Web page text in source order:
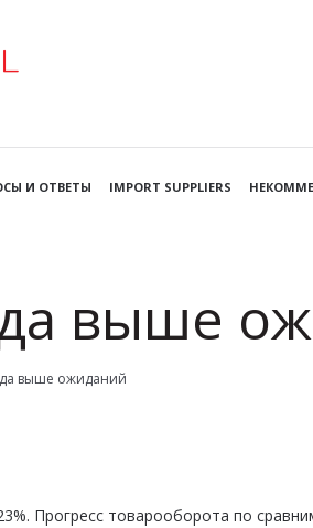
И ОТВЕТЫ IMPORT SUPPLIERS
выше
выше ожиданий
Прогресс товарооборота по